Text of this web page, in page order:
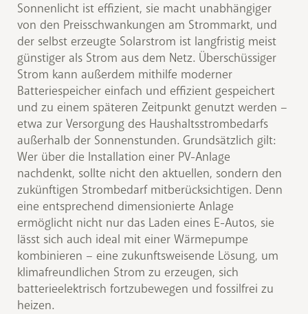
Sonnenlicht ist effizient, sie macht unabhängiger
von den Preisschwankungen am Strommarkt, und
der selbst erzeugte Solarstrom ist langfristig meist
günstiger als Strom aus dem Netz. Überschüssiger
Strom kann außerdem mithilfe moderner
Batteriespeicher einfach und effizient gespeichert
und zu einem späteren Zeitpunkt genutzt werden –
etwa zur Versorgung des Haushaltsstrombedarfs
außerhalb der Sonnenstunden. Grundsätzlich gilt:
Wer über die Installation einer PV-Anlage
nachdenkt, sollte nicht den aktuellen, sondern den
zukünftigen Strombedarf mitberücksichtigen. Denn
eine entsprechend dimensionierte Anlage
ermöglicht nicht nur das Laden eines E-Autos, sie
lässt sich auch ideal mit einer Wärmepumpe
kombinieren – eine zukunftsweisende Lösung, um
klimafreundlichen Strom zu erzeugen, sich
batterieelektrisch fortzubewegen und fossilfrei zu
heizen.